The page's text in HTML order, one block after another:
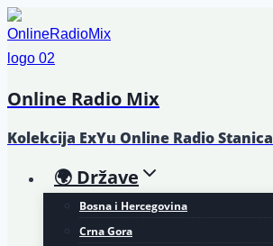
Skip
to
content
Online Radio Mix
Kolekcija ExYu Online Radio Stanica
🌍 Države
Bosna i Hercegovina
Crna Gora